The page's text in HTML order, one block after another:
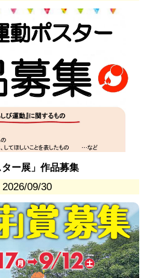
ー展」作品募集
09/30